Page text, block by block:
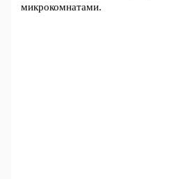
микрокомнатами.